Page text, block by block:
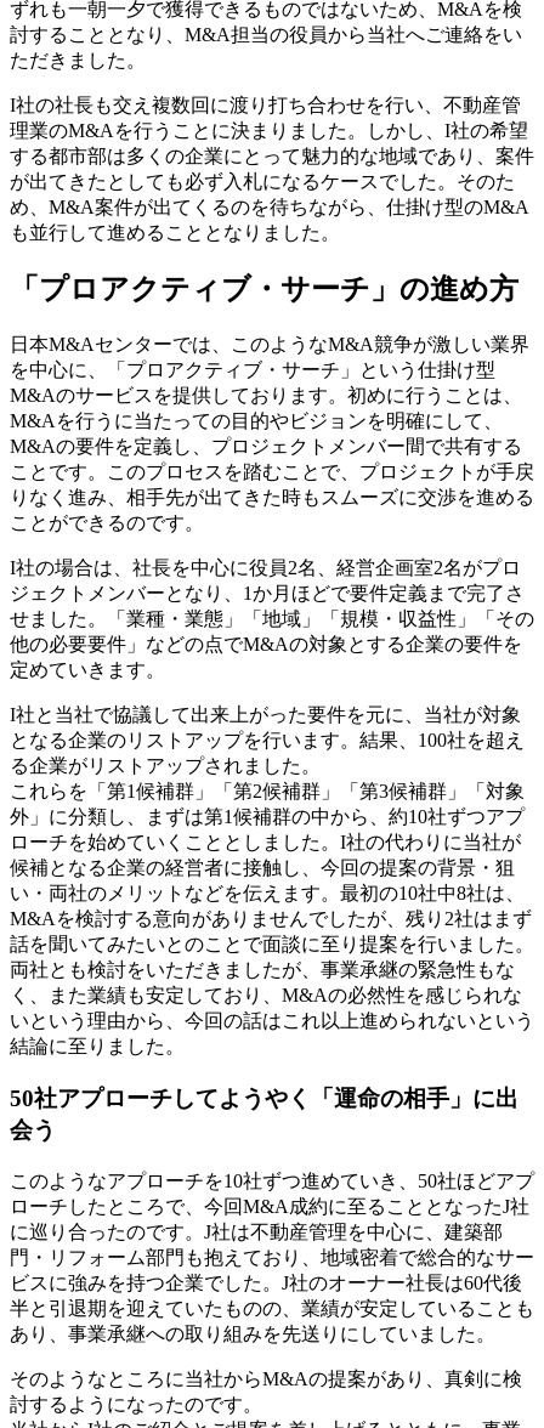
ずれも一朝一夕で獲得できるものではないため、M&Aを検
討することとなり、M&A担当の役員から当社へご連絡をい
ただきました。
I社の社長も交え複数回に渡り打ち合わせを行い、不動産管
理業のM&Aを行うことに決まりました。しかし、I社の希望
する都市部は多くの企業にとって魅力的な地域であり、案件
が出てきたとしても必ず入札になるケースでした。そのた
め、M&A案件が出てくるのを待ちながら、仕掛け型のM&A
も並行して進めることとなりました。
「プロアクティブ・サーチ」の進め方
日本M&Aセンターでは、このようなM&A競争が激しい業界
を中心に、「プロアクティブ・サーチ」という仕掛け型
M&Aのサービスを提供しております。初めに行うことは、
M&Aを行うに当たっての目的やビジョンを明確にして、
M&Aの要件を定義し、プロジェクトメンバー間で共有する
ことです。このプロセスを踏むことで、プロジェクトが手戻
りなく進み、相手先が出てきた時もスムーズに交渉を進める
ことができるのです。
I社の場合は、社長を中心に役員2名、経営企画室2名がプロ
ジェクトメンバーとなり、1か月ほどで要件定義まで完了さ
せました。「業種・業態」「地域」「規模・収益性」「その
他の必要要件」などの点でM&Aの対象とする企業の要件を
定めていきます。
I社と当社で協議して出来上がった要件を元に、当社が対象
となる企業のリストアップを行います。結果、100社を超え
る企業がリストアップされました。
これらを「第1候補群」「第2候補群」「第3候補群」「対象
外」に分類し、まずは第1候補群の中から、約10社ずつアプ
ローチを始めていくこととしました。I社の代わりに当社が
候補となる企業の経営者に接触し、今回の提案の背景・狙
い・両社のメリットなどを伝えます。最初の10社中8社は、
M&Aを検討する意向がありませんでしたが、残り2社はまず
話を聞いてみたいとのことで面談に至り提案を行いました。
両社とも検討をいただきましたが、事業承継の緊急性もな
く、また業績も安定しており、M&Aの必然性を感じられな
いという理由から、今回の話はこれ以上進められないという
結論に至りました。
50社アプローチしてようやく「運命の相手」に出
会う
このようなアプローチを10社ずつ進めていき、50社ほどアプ
ローチしたところで、今回M&A成約に至ることとなったJ社
に巡り合ったのです。J社は不動産管理を中心に、建築部
門・リフォーム部門も抱えており、地域密着で総合的なサー
ビスに強みを持つ企業でした。J社のオーナー社長は60代後
半と引退期を迎えていたものの、業績が安定していることも
あり、事業承継への取り組みを先送りにしていました。
そのようなところに当社からM&Aの提案があり、真剣に検
討するようになったのです。